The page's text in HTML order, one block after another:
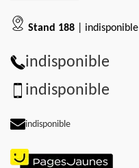
Stand 188 | indisponible
indisponible
indisponible
indisponible